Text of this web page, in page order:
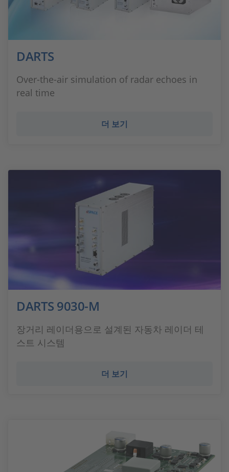
DARTS
Over-the-air simulation of radar echoes in
real time
더 보기
DARTS 9030-M
장거리 레이더용으로 설계된 자동차 레이더 테
스트 시스템
더 보기